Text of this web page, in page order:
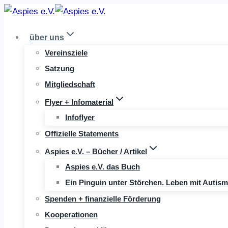
Zum
springenüber uns
Vereinsziele
Satzung
Mitgliedschaft
Flyer + Infomaterial
Infoflyer
Offizielle Statements
Aspies e.V. – Bücher / Artikel
Aspies e.V. das Buch
Ein Pinguin unter Störchen. Leben mit
Spenden + finanzielle Förderung
Kooperationen